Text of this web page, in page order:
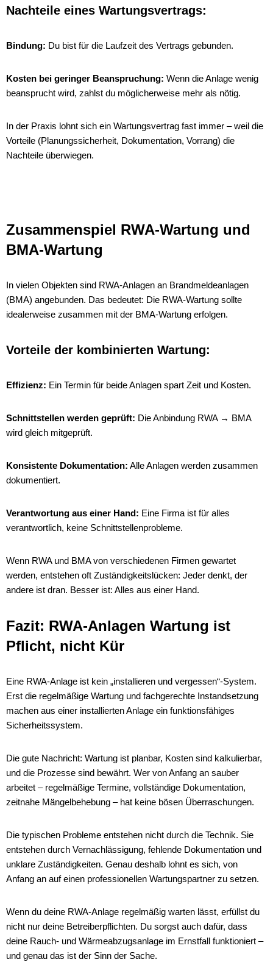
Nachteile eines Wartungsvertrags:
Bindung: Du bist für die Laufzeit des Vertrags gebunden.
Kosten bei geringer Beanspruchung: Wenn die Anlage wenig
beansprucht wird, zahlst du möglicherweise mehr als nötig.
In der Praxis lohnt sich ein Wartungsvertrag fast immer – weil die
Vorteile (Planungssicherheit, Dokumentation, Vorrang) die
Nachteile überwiegen.
Zusammenspiel RWA-Wartung und
BMA-Wartung
In vielen Objekten sind RWA-Anlagen an Brandmeldeanlagen
(BMA) angebunden. Das bedeutet: Die RWA-Wartung sollte
idealerweise zusammen mit der BMA-Wartung erfolgen.
Vorteile der kombinierten Wartung:
Effizienz: Ein Termin für beide Anlagen spart Zeit und Kosten.
Schnittstellen werden geprüft: Die Anbindung RWA → BMA
wird gleich mitgeprüft.
Konsistente Dokumentation: Alle Anlagen werden zusammen
dokumentiert.
Verantwortung aus einer Hand: Eine Firma ist für alles
verantwortlich, keine Schnittstellenprobleme.
Wenn RWA und BMA von verschiedenen Firmen gewartet
werden, entstehen oft Zuständigkeitslücken: Jeder denkt, der
andere ist dran. Besser ist: Alles aus einer Hand.
Fazit: RWA-Anlagen Wartung ist
Pflicht, nicht Kür
Eine RWA-Anlage ist kein „installieren und vergessen“-System.
Erst die regelmäßige Wartung und fachgerechte Instandsetzung
machen aus einer installierten Anlage ein funktionsfähiges
Sicherheitssystem.
Die gute Nachricht: Wartung ist planbar, Kosten sind kalkulierbar,
und die Prozesse sind bewährt. Wer von Anfang an sauber
arbeitet – regelmäßige Termine, vollständige Dokumentation,
zeitnahe Mängelbehebung – hat keine bösen Überraschungen.
Die typischen Probleme entstehen nicht durch die Technik. Sie
entstehen durch Vernachlässigung, fehlende Dokumentation und
unklare Zuständigkeiten. Genau deshalb lohnt es sich, von
Anfang an auf einen professionellen Wartungspartner zu setzen.
Wenn du deine RWA-Anlage regelmäßig warten lässt, erfüllst du
nicht nur deine Betreiberpflichten. Du sorgst auch dafür, dass
deine Rauch- und Wärmeabzugsanlage im Ernstfall funktioniert –
und genau das ist der Sinn der Sache.